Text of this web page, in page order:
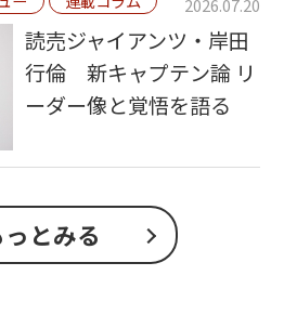
2026.07.20
読売ジャイアンツ・岸田
行倫 新キャプテン論 リ
ーダー像と覚悟を語る
とみる